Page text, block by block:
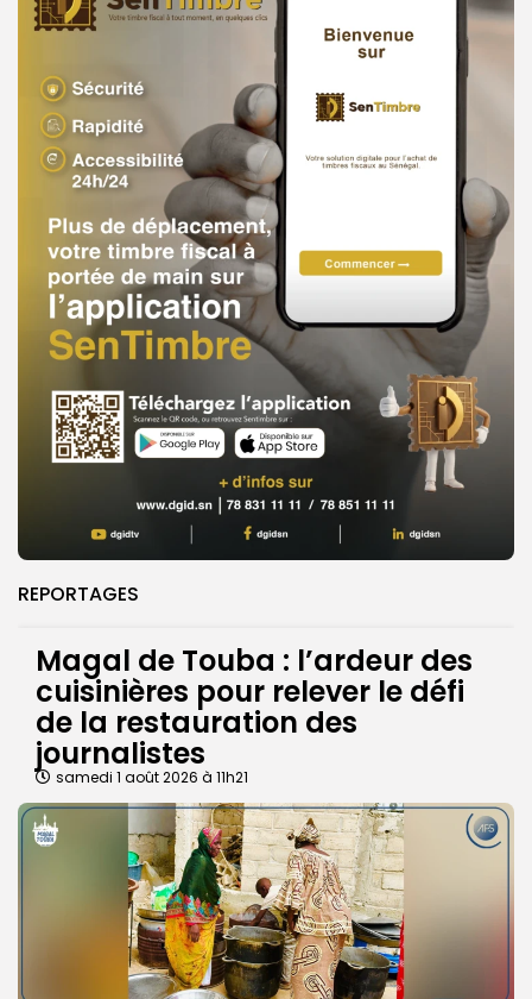
REPORTAGES
Magal de Touba : l’ardeur des
cuisinières pour relever le défi
de la restauration des
journalistes
samedi 1 août 2026 à 11h21